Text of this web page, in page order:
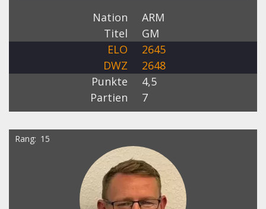
Nation
ARM
Titel
GM
ELO
2645
DWZ
2648
Punkte
4,5
Partien
7
Rang 15